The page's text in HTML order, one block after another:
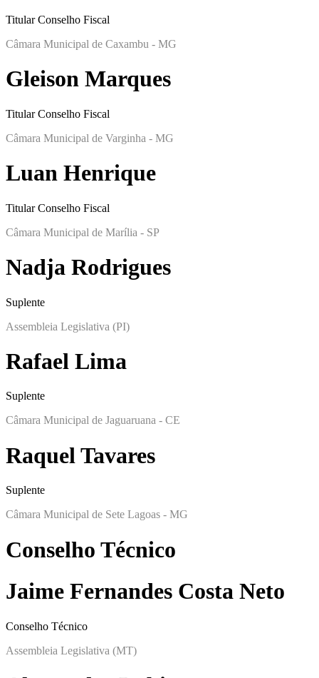
Titular Conselho Fiscal
Câmara Municipal de Caxambu - MG
Gleison Marques
Titular Conselho Fiscal
Câmara Municipal de Varginha - MG
Luan Henrique
Titular Conselho Fiscal
Câmara Municipal de Marília - SP
Nadja Rodrigues
Suplente
Assembleia Legislativa (PI)
Rafael Lima
Suplente
Câmara Municipal de Jaguaruana - CE
Raquel Tavares
Suplente
Câmara Municipal de Sete Lagoas - MG
Conselho Técnico
Jaime Fernandes Costa Neto
Conselho Técnico
Assembleia Legislativa (MT)